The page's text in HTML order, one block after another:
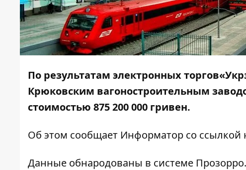
По результатам электронных
Крюковским вагоностроительным
стоимостью 875 200 000 гривен.
Об этом сообщает Информатор со ссылкой
Данные обнародованы в системе Прозорро